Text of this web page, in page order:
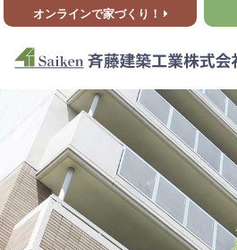
オンラインで家づくり！